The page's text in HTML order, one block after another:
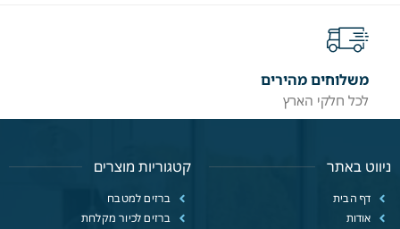
משלוחים מהירים
לכל חלקי הארץ
ניווט באתר
דף הבית
אודות
קטגוריות מוצרים
ברזים למטבח
ברזים לכיור מקלחת